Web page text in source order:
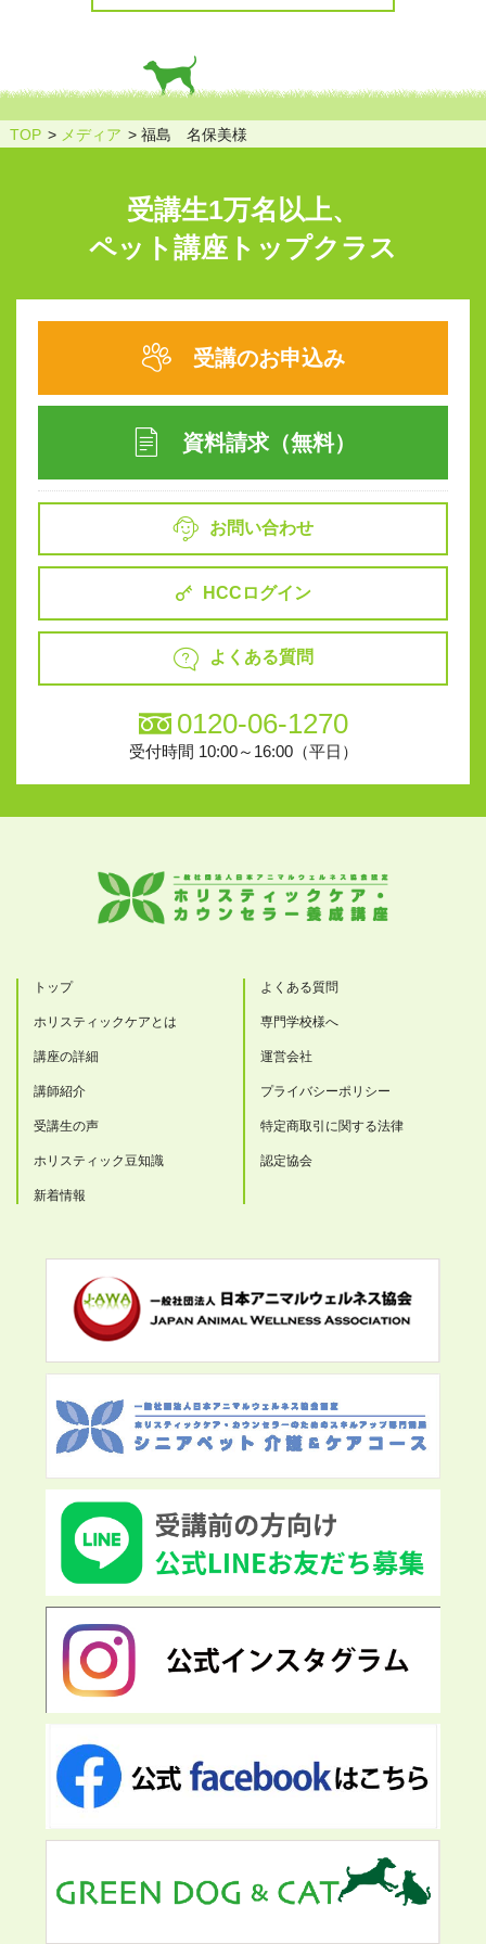
TOP メディア 福島 名保美様
受講生1万名以上、
ペット講座トップクラス
受講のお申込み
資料請求（無料）
お問い合わせ
HCCログイン
よくある質問
0120-06-1270
受付時間 10:00～16:00（平日）
トップ
ホリスティックケアとは
講座の詳細
講師紹介
受講生の声
ホリスティック豆知識
新着情報
よくある質問
専門学校様へ
運営会社
プライバシーポリシー
特定商取引に関する法律
認定協会